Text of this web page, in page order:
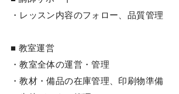
・レッスン内容のフォロー、品質管理
■ 教室運営
・教室全体の運営・管理
・教材・備品の在庫管理、印刷物準備